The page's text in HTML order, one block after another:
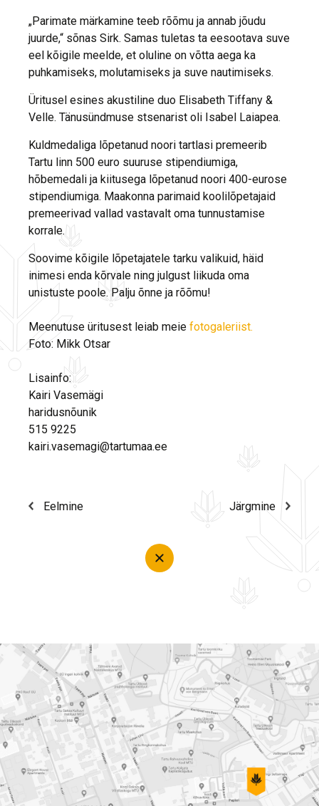
„Parimate märkamine teeb rõõmu ja annab jõudu
juurde,“ sõnas Sirk. Samas tuletas ta eesootava suve
eel kõigile meelde, et oluline on võtta aega ka
puhkamiseks, molutamiseks ja suve nautimiseks.
Üritusel esines akustiline duo Elisabeth Tiffany &
Velle. Tänusündmuse stsenarist oli Isabel Laiapea.
Kuldmedaliga lõpetanud noori tartlasi premeerib
Tartu linn 500 euro suuruse stipendiumiga,
hõbemedali ja kiitusega lõpetanud noori 400-eurose
stipendiumiga. Maakonna parimaid koolilõpetajaid
premeerivad vallad vastavalt oma tunnustamise
korrale.
Soovime kõigile lõpetajatele tarku valikuid, häid
inimesi enda kõrvale ning julgust liikuda oma
unistuste poole. Palju õnne ja rõõmu!
Meenutuse üritusest leiab meie fotogaleriist.
Foto: Mikk Otsar
Lisainfo:
Kairi Vasemägi
haridusnõunik
515 9225
kairi.vasemagi@tartumaa.ee
Eelmine Järgmine